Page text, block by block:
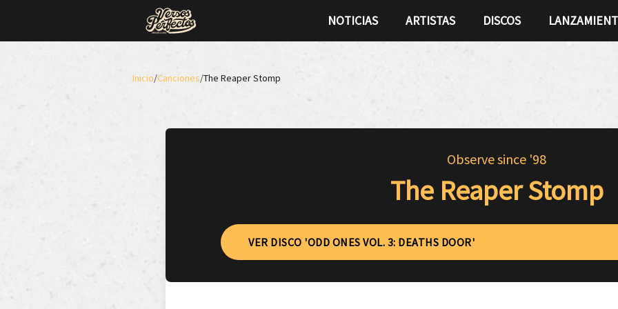
NOTICIAS ARTISTAS DISCOS
Inicio/Canciones/The Reaper Stomp
Observe since '98
The Reaper Stomp
VER DISCO 'ODD ONES VOL. 3: DEATHS DOOR'